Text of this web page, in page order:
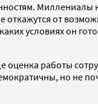
Миллениалы
от
условиях он
работы
но не